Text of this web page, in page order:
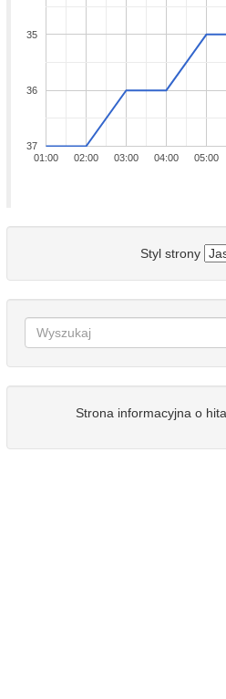
01:00 02:00 03:00 04:00 05:00
35
36
37
Styl strony
Strona informacyjna o